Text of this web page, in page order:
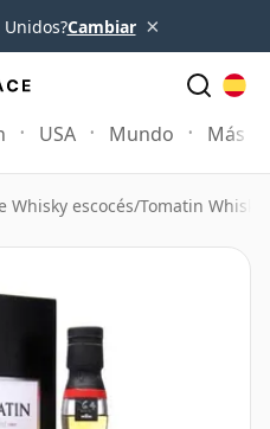
Unidos?Cambiar ×
USA Mundo Más
Whisky escocés/Tomatin Whisky